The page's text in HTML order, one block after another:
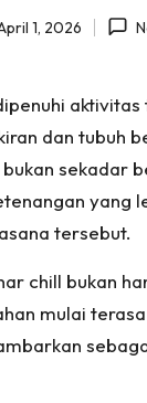
1, 2026
dan tubuh
sekadar
yang
tersebut.
chill bukan
mulai